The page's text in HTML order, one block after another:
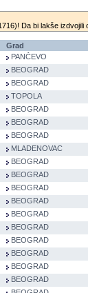
Da bi lakše
Grad
PANČEVO
BEOGRAD
BEOGRAD
TOPOLA
BEOGRAD
BEOGRAD
BEOGRAD
MLADENOVAC
BEOGRAD
BEOGRAD
BEOGRAD
BEOGRAD
BEOGRAD
BEOGRAD
BEOGRAD
BEOGRAD
BEOGRAD
BEOGRAD